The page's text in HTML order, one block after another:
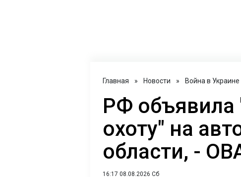
Главная » Новости » Война в Украине
РФ объявила
охоту" на
области, -
16:17 08.08.2026 Сб